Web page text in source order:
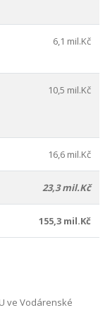
6,1 mil.Kč
10,5 mil.Kč
16,6 mil.Kč
23,3 mil.Kč
155,3 mil.Kč
ve Vodárenské